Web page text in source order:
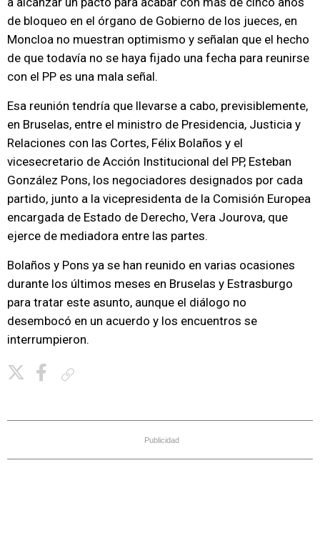
de bloqueo en el órgano de Gobierno de los jueces, en
Moncloa no muestran optimismo y señalan que el hecho
de que todavía no se haya fijado una fecha para reunirse
con el PP es una mala señal.
Esa reunión tendría que llevarse a cabo, previsiblemente,
en Bruselas, entre el ministro de Presidencia, Justicia y
Relaciones con las Cortes, Félix Bolaños y el
vicesecretario de Acción Institucional del PP, Esteban
González Pons, los negociadores designados por cada
partido, junto a la vicepresidenta de la Comisión Europea
encargada de Estado de Derecho, Vera Jourova, que
ejerce de mediadora entre las partes.
Bolaños y Pons ya se han reunido en varias ocasiones
durante los últimos meses en Bruselas y Estrasburgo
para tratar este asunto, aunque el diálogo no
desembocó en un acuerdo y los encuentros se
interrumpieron.
Publicidad